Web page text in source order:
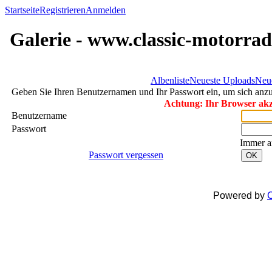
StartseiteRegistrierenAnmelden
Galerie - www.classic-
AlbenlisteNeueste Uploads
Geben Sie Ihren Benutzernamen und Ihr Passwort ein, um sich
Achtung: Ihr Browser
Benutzername
Passwort
Immer
Passwort vergessen
OK
Powered by